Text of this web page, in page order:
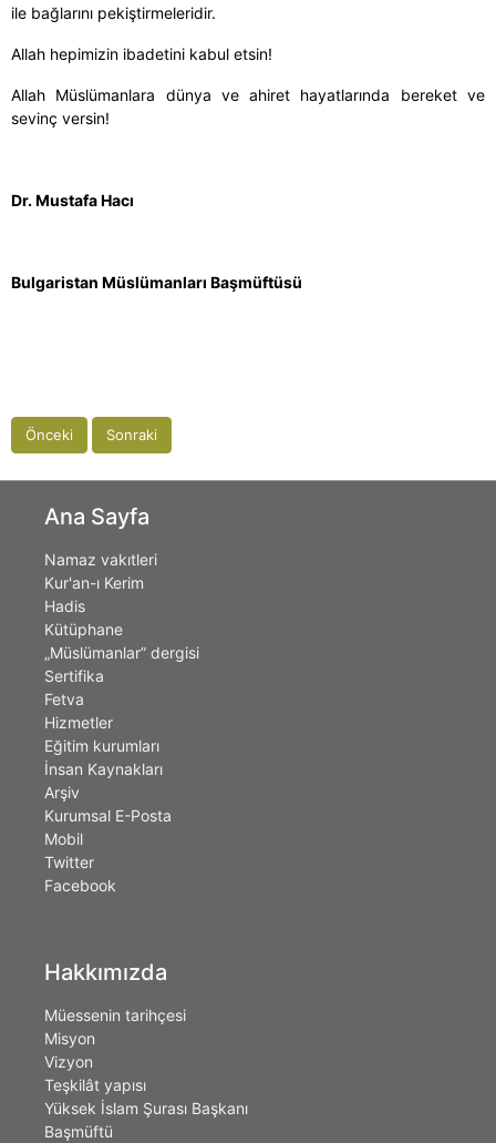
ile bağlarını pekiştirmeleridir.
Allah hepimizin ibadetini kabul etsin!
Allah Müslümanlara dünya ve ahiret hayatlarında bereket ve
sevinç versin!
Dr. Mustafa Hacı
Bulgaristan Müslümanları Başmüftüsü
Önceki Sonraki
Ana Sayfa
Namaz vakıtleri
Kur'an-ı Kerim
Hadis
Kütüphane
„Müslümanlar” dergisi
Sertifika
Fetva
Hizmetler
Eğitim kurumları
İnsan Kaynakları
Arşiv
Kurumsal E-Posta
Mobil
Twitter
Facebook
Hakkımızda
Müessenin tarihçesi
Misyon
Vizyon
Teşkilât yapısı
Yüksek İslam Şurası Başkanı
Başmüftü